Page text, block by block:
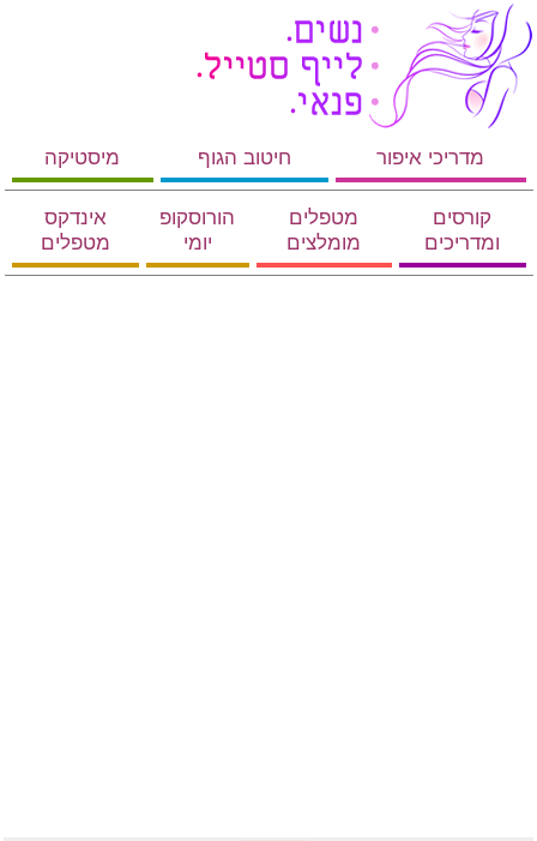
מדריכי איפור חיטוב הגוף מיסטיקה
קורסים
ומדריכים
מטפלים
מומלצים
הורוסקופ
יומי
אינדקס
מטפלים